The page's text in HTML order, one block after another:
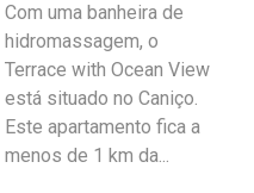
Com uma banheira de
hidromassagem, o
Terrace with Ocean View
está situado no Caniço.
Este apartamento fica a
menos de 1 km da...